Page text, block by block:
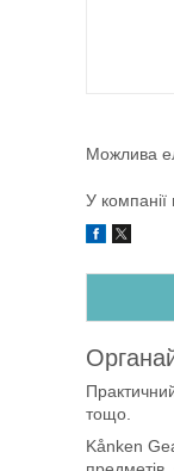
У
тощо.
Kånken